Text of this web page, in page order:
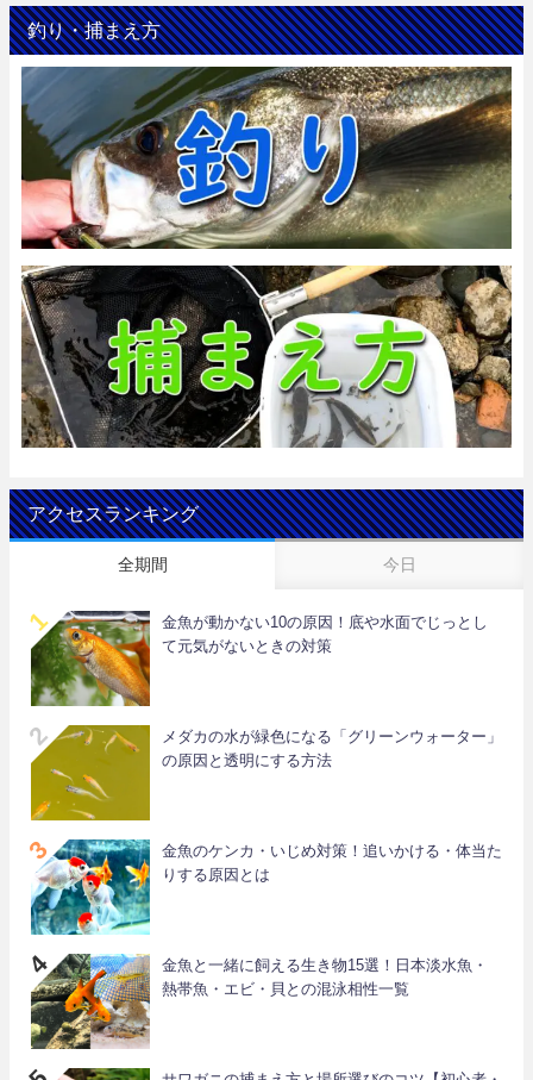
釣り・捕まえ方
アクセスランキング
全期間 今日
金魚が動かない10の原因！底や水面でじっとし
て元気がないときの対策
メダカの水が緑色になる「グリーンウォーター」
の原因と透明にする方法
金魚のケンカ・いじめ対策！追いかける・体当た
りする原因とは
金魚と一緒に飼える生き物15選！日本淡水魚・
熱帯魚・エビ・貝との混泳相性一覧